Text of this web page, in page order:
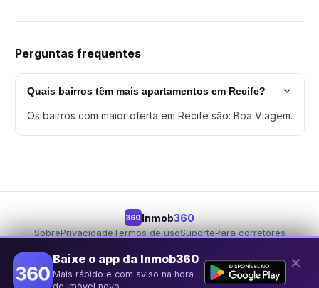
Perguntas frequentes
Quais bairros têm mais apartamentos em Recife?
Os bairros com maior oferta em Recife são: Boa Viagem.
360 Inmob360
SobrePrivacidadeTermos de usoSuportePara corretores
Baixe o app da Inmob360
Mais rápido e com aviso na hora
✕